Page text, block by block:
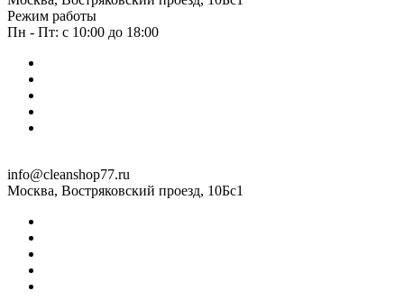
Режим работы
Пн - Пт: с 10:00 до 18:00
info@cleanshop77.ru
Москва, Востряковский проезд, 10Бс1